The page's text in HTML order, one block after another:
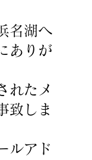
名湖へ
ありが
れたメ
致しま
ルアド